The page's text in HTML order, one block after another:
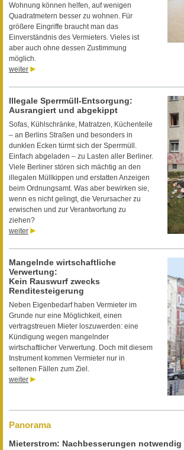
Wohnung können helfen, auf wenigen
Quadratmetern besser zu wohnen. Für
größere Eingriffe braucht man das
Einverständnis des Vermieters. Vieles ist
aber auch ohne dessen Zustimmung
möglich.
weiter
Illegale Sperrmüll-Entsorgung:
Ausrangiert und abgekippt
Sofas, Kühlschränke, Matratzen, Küchenteile
– an Berlins Straßen und besonders in
dunklen Ecken türmt sich der Sperrmüll.
Einfach abgeladen – zu Lasten aller Berliner.
Viele Berliner stören sich mächtig an den
illegalen Müllkippen und erstatten Anzeigen
beim Ordnungsamt. Was aber bewirken sie,
wenn es nicht gelingt, die Verursacher zu
erwischen und zur Verantwortung zu
ziehen?
weiter
Mangelnde wirtschaftliche
Verwertung:
Kein Rauswurf zwecks
Renditesteigerung
Neben Eigenbedarf haben Vermieter im
Grunde nur eine Möglichkeit, einen
vertragstreuen Mieter loszuwerden: eine
Kündigung wegen mangelnder
wirtschaftlicher Verwertung. Doch mit diesem
Instrument kommen Vermieter nur in
seltenen Fällen zum Ziel.
weiter
Panorama
Mieterstrom: Nachbesserungen notwendig